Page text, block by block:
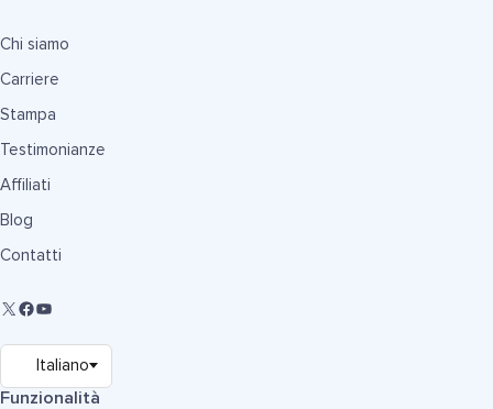
Chi siamo
Carriere
Stampa
Testimonianze
Affiliati
Blog
Contatti
Funzionalità